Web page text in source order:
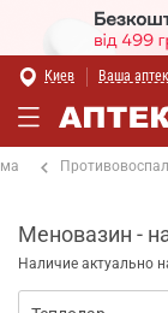
Киев Ваша
Меновазин -
Наличие актуально